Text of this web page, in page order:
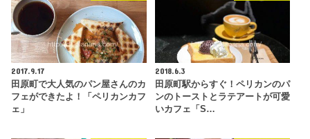
2017.9.17
田原町で大人気のパン屋さんのカ
フェができたよ！「ペリカンカフ
ェ」
2018.6.3
田原町駅からすぐ！ペリカンのパ
ンのトーストとラテアートが可愛
いカフェ「S…